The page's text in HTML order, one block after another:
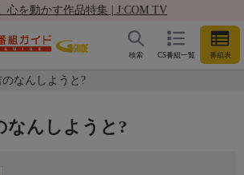
心を動かす作品特集 | J:COM TV
CS番組一覧 番組表
検索
なんしようと?
なんしようと?